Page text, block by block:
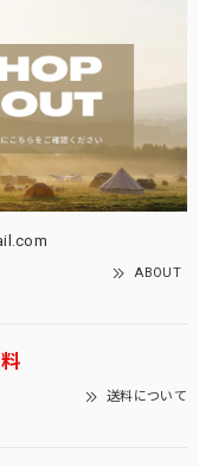
ABOUT
送料について